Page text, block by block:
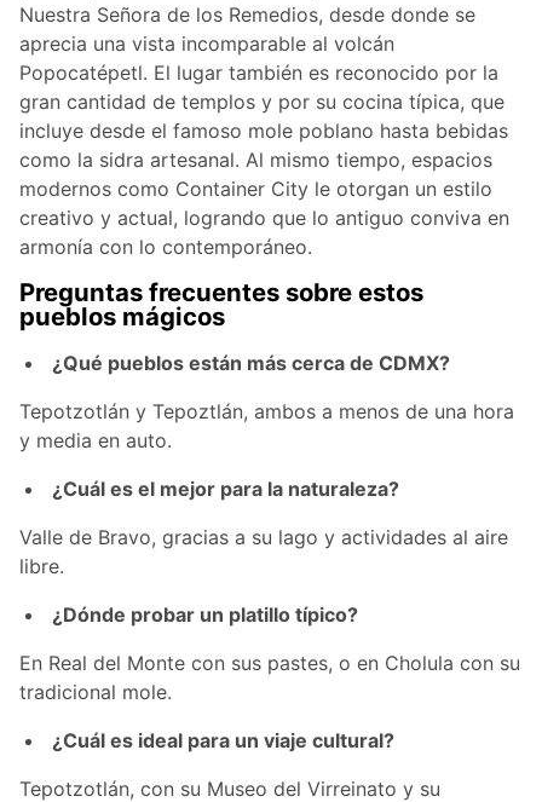
Nuestra Señora de los Remedios, desde donde se
aprecia una vista incomparable al volcán
Popocatépetl. El lugar también es reconocido por la
gran cantidad de templos y por su cocina típica, que
incluye desde el famoso mole poblano hasta bebidas
como la sidra artesanal. Al mismo tiempo, espacios
modernos como Container City le otorgan un estilo
creativo y actual, logrando que lo antiguo conviva en
armonía con lo contemporáneo.
Preguntas frecuentes sobre estos
pueblos mágicos
¿Qué pueblos están más cerca de CDMX?
Tepotzotlán y Tepoztlán, ambos a menos de una hora
y media en auto.
¿Cuál es el mejor para la naturaleza?
Valle de Bravo, gracias a su lago y actividades al aire
libre.
¿Dónde probar un platillo típico?
En Real del Monte con sus pastes, o en Cholula con su
tradicional mole.
¿Cuál es ideal para un viaje cultural?
Tepotzotlán, con su Museo del Virreinato y su